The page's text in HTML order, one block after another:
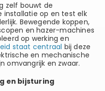
zelf bouwt de
installatie op en test elk
Bewegende koppen,
en hazer-machines
op werking en
staat centraal bij deze
en mechanische
omvangrijk en zwaar.
en bijsturing